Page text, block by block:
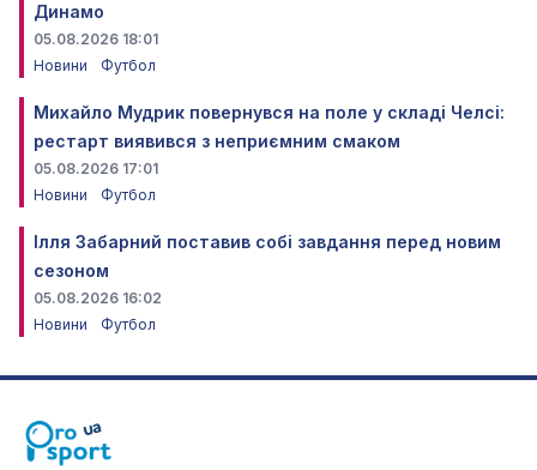
Динамо
05.08.2026 18:01
Новини
Футбол
Михайло Мудрик повернувся на поле у складі Челсі:
рестарт виявився з неприємним смаком
05.08.2026 17:01
Новини
Футбол
Ілля Забарний поставив собі завдання перед новим
сезоном
05.08.2026 16:02
Новини
Футбол